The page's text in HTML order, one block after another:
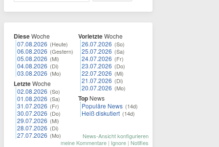
DieseWoche
07.08.2026 (Heute)
06.08.2026 (Gestern)
05.08.2026 (Mi)
04.08.2026 (Di)
03.08.2026 (Mo)
LetzteWoche
02.08.2026 (So)
01.08.2026 (Sa)
31.07.2026 (Fr)
30.07.2026 (Do)
29.07.2026 (Mi)
28.07.2026 (Di)
27.07.2026 (Mo)
VorletzteWoche
26.07.2026 (So)
25.07.2026 (Sa)
24.07.2026 (Fr)
23.07.2026 (Do)
22.07.2026 (Mi)
21.07.2026 (Di)
20.07.2026 (Mo)
Top News
Populäre News (14d)
Heiß diskutiert (14d)
News-Ansicht konfigurieren
meine Kommentare | Ignore | Notifies